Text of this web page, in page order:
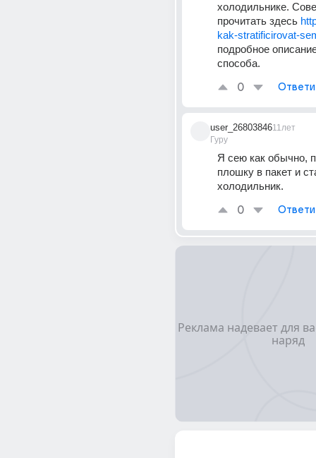
холодильнике.
прочитать здесь
kak-stratificirovat-
подробное
способа.
0
user_26803846
Гуру
11лет
Я сею как обычно,
плошку в пакет и
холодильник.
0